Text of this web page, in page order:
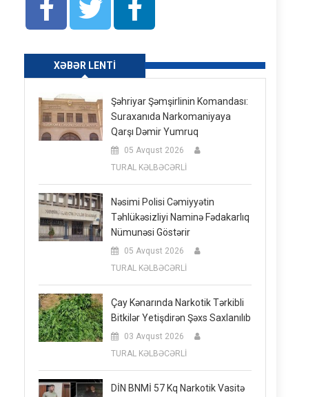
XƏBƏR LENTI
Şəhriyar Şəmşirlinin Komandası:
Suraxanıda Narkomaniyaya
Qarşı Dəmir Yumruq
05 Avqust 2026
TURAL KƏLBƏCƏRLİ
Nəsimi Polisi Cəmiyyətin
Təhlükəsizliyi Naminə Fədakarlıq
Nümunəsi Göstərir
05 Avqust 2026
TURAL KƏLBƏCƏRLİ
Çay Kənarında Narkotik Tərkibli
Bitkilər Yetişdirən Şəxs Saxlanılıb
03 Avqust 2026
TURAL KƏLBƏCƏRLİ
DİN BNMİ 57 Kq Narkotik Vasitə